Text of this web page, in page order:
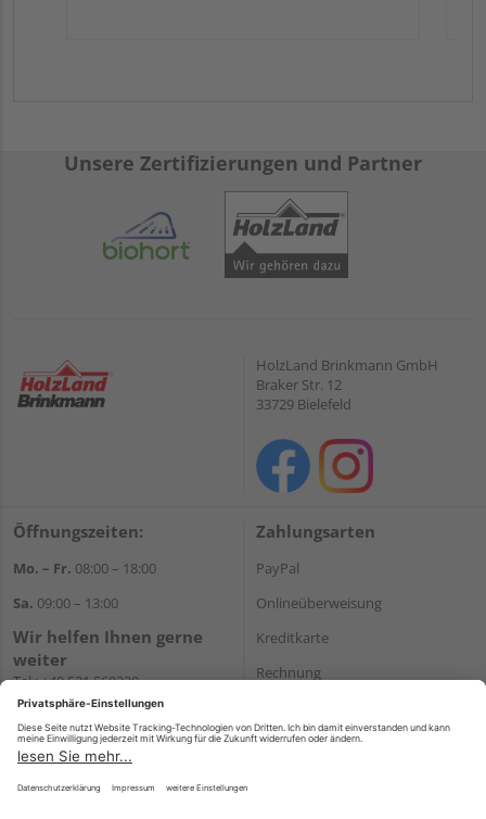
Unsere Zertifizierungen und Partner
HolzLand Brinkmann GmbH
Braker Str. 12
33729 Bielefeld
Öffnungszeiten:
Mo. – Fr. 08:00 – 18:00
Sa. 09:00 – 13:00
Wir helfen Ihnen gerne
weiter
Tel.:+49 521 560320
E-Mail:shop@holzland-
brinkmann.de
Zahlungsarten
PayPal
Onlineüberweisung
Kreditkarte
Rechnung
Versand